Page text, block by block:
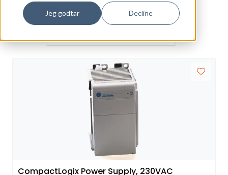
Jeg godtar Decline
Visning
CompactLogix Power Supply, 230VAC